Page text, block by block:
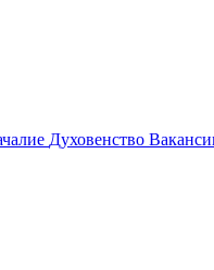
Духовенство